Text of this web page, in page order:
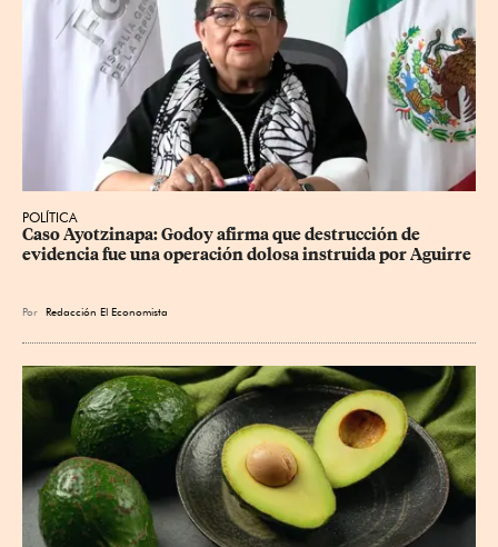
POLÍTICA
Caso Ayotzinapa: Godoy afirma que destrucción de
evidencia fue una operación dolosa instruida por Aguirre
Por Redacción El Economista